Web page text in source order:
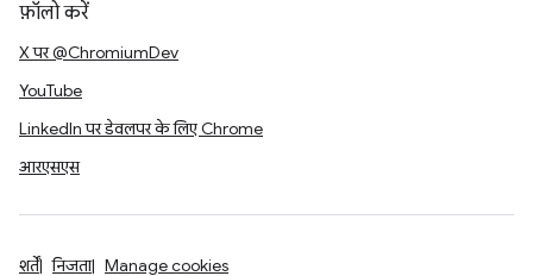
फ़ॉलो करें
X पर @ChromiumDev
YouTube
LinkedIn पर डेवलपर के लिए Chrome
आरएसएस
शर्तें निजता Manage cookies